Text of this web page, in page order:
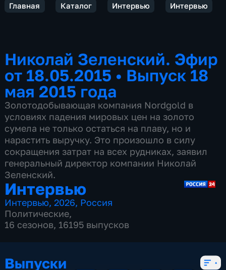
Главная Каталог Интервью Интервью
Николай Зеленский. Эфир
от 18.05.2015 • Выпуск 18
мая 2015 года
Золотодобывающая компания Nordgold в
условиях падения мировых цен на золото
сумела не только остаться на плаву, но и
нарастить выручку. Это произошло в силу
сокращения затрат на всех рудниках, заявил
генеральный директор компании Николай
Зеленский.
Интервью
Интервью,2026, Россия
Политические,
16 сезонов, 16195 выпусков
Выпуски